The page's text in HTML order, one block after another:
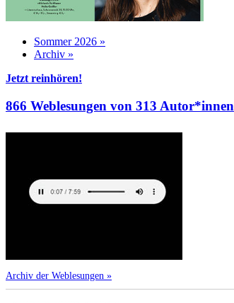
Sommer 2026 »
Archiv »
Jetzt reinhören!
866 Weblesungen von 313 Autor*innen
Archiv der Weblesungen »